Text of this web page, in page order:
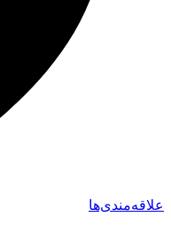
علاقه‌مندی‌ها